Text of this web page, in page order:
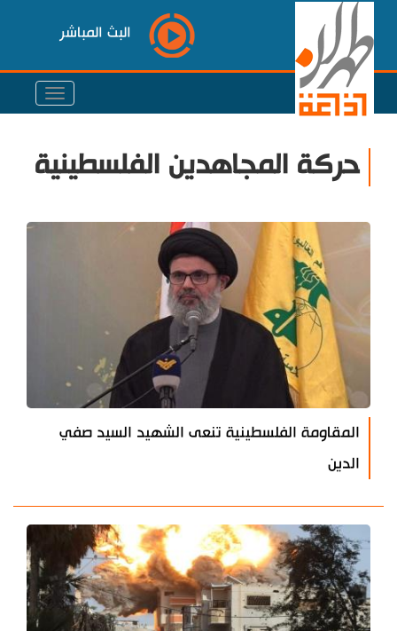
البث المباشر
حركة المجاهدين الفلسطينية
المقاومة الفلسطينية تنعى الشهيد السيد صفي
الدين